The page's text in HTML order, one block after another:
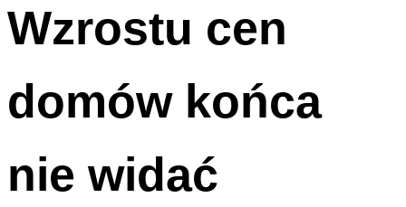
Wzrostu cen
domów końca
nie widać